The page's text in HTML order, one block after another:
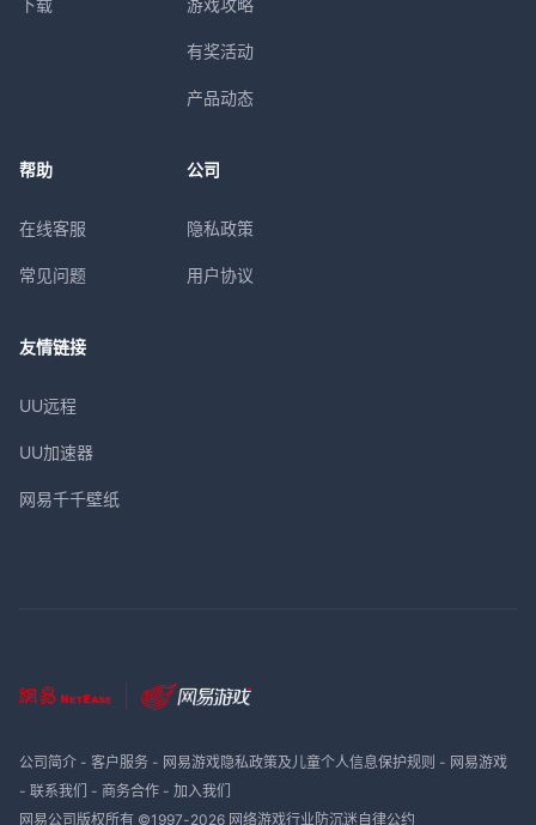
下载 游戏攻略
有奖活动
产品动态
帮助
在线客服
常见问题
公司
隐私政策
用户协议
友情链接
UU远程
UU加速器
网易千千壁纸
公司简介- 客户服务- 网易游戏隐私政策及儿童个人信息保护规则 - 网易游戏
- 联系我们 - 商务合作- 加入我们
网易公司版权所有 ©1997-2026 网络游戏行业防沉迷自律公约